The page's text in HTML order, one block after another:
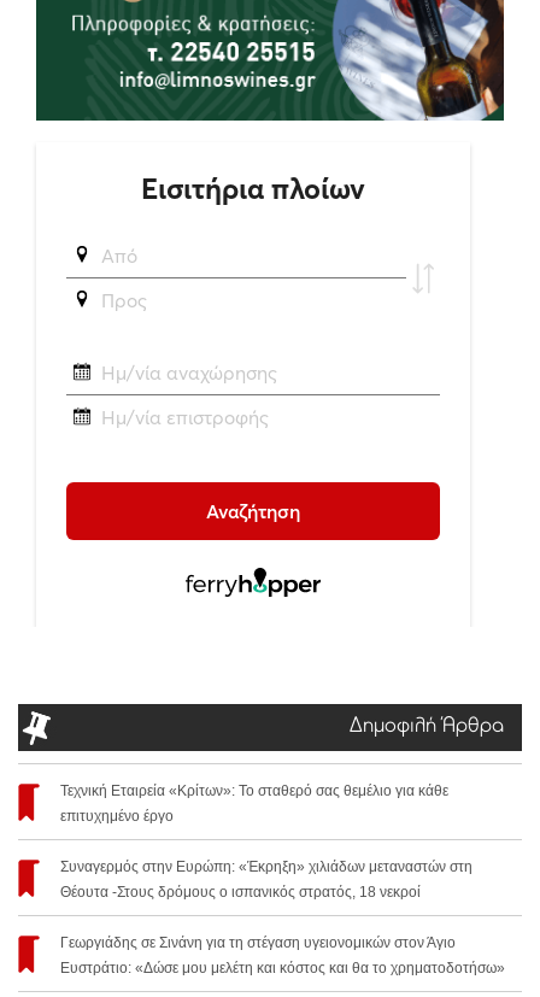
Δημοφιλή Άρθρα
Τεχνική Εταιρεία «Κρίτων»: Το σταθερό σας θεμέλιο για κάθε
επιτυχημένο έργο
Συναγερμός στην Ευρώπη: «Έκρηξη» χιλιάδων μεταναστών στη
Θέουτα -Στους δρόμους ο ισπανικός στρατός, 18 νεκροί
Γεωργιάδης σε Σινάνη για τη στέγαση υγειονομικών στον Άγιο
Ευστράτιο: «Δώσε μου μελέτη και κόστος και θα το χρηματοδοτήσω»